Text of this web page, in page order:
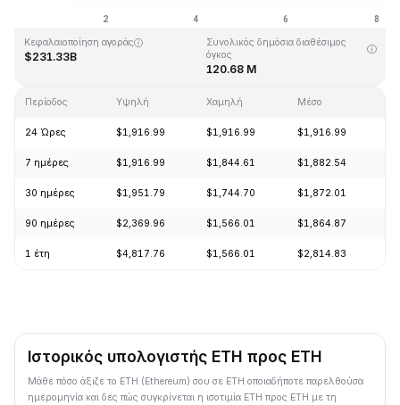
Κεφαλαιοποίηση αγοράς
$231.33B
Συνολικός δημόσια διαθέσιμος
όγκος
120.68 M
Περίοδος Υψηλή Χαμηλή Μέσο
24 Ώρες $1,916.99 $1,916.99 $1,916.99
7 ημέρες $1,916.99 $1,844.61 $1,882.54
30 ημέρες $1,951.79 $1,744.70 $1,872.01
90 ημέρες $2,369.96 $1,566.01 $1,864.87
1 έτη $4,817.76 $1,566.01 $2,814.83
Ιστορικός υπολογιστής ETH προς ETH
Μάθε πόσο άξιζε το ETH (Ethereum) σου σε ETH οποιαδήποτε παρελθούσα
ημερομηνία και δες πώς συγκρίνεται η ισοτιμία ETH προς ETH με τη